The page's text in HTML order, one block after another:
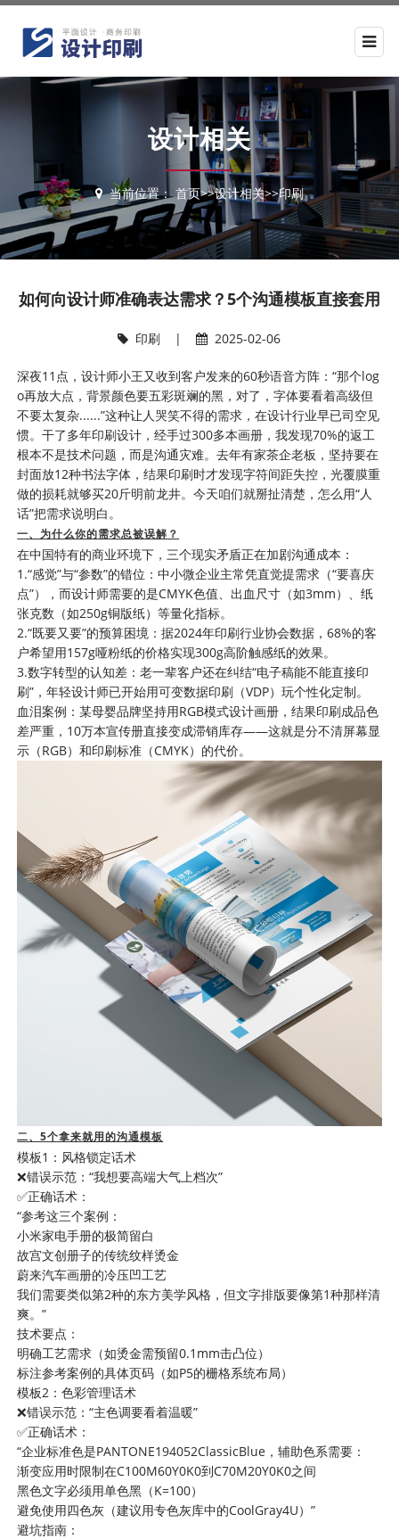
设计相关
当前位置：首页>>设计相关>>印刷
如何向设计师准确表达需求？5个沟通模板直接套用
印刷 | 2025-02-06
深夜11点，设计师小王又收到客户发来的60秒语音方阵：“那个log
o再放大点，背景颜色要五彩斑斓的黑，对了，字体要看着高级但
不要太复杂......”这种让人哭笑不得的需求，在设计行业早已司空见
惯。干了多年印刷设计，经手过300多本画册，我发现70%的返工
根本不是技术问题，而是沟通灾难。去年有家茶企老板，坚持要在
封面放12种书法字体，结果印刷时才发现字符间距失控，光覆膜重
做的损耗就够买20斤明前龙井。今天咱们就掰扯清楚，怎么用“人
话”把需求说明白。
一、为什么你的需求总被误解？
在中国特有的商业环境下，三个现实矛盾正在加剧沟通成本：
1.“感觉”与“参数”的错位：中小微企业主常凭直觉提需求（“要喜庆
点”），而设计师需要的是CMYK色值、出血尺寸（如3mm）、纸
张克数（如250g铜版纸）等量化指标。
2.“既要又要”的预算困境：据2024年印刷行业协会数据，68%的客
户希望用157g哑粉纸的价格实现300g高阶触感纸的效果。
3.数字转型的认知差：老一辈客户还在纠结“电子稿能不能直接印
刷”，年轻设计师已开始用可变数据印刷（VDP）玩个性化定制。
血泪案例：某母婴品牌坚持用RGB模式设计画册，结果印刷成品色
差严重，10万本宣传册直接变成滞销库存——这就是分不清屏幕显
示（RGB）和印刷标准（CMYK）的代价。
二、5个拿来就用的沟通模板
模板1：风格锁定话术
❌错误示范：“我想要高端大气上档次”
✅正确话术：
“参考这三个案例：
小米家电手册的极简留白
故宫文创册子的传统纹样烫金
蔚来汽车画册的冷压凹工艺
我们需要类似第2种的东方美学风格，但文字排版要像第1种那样清
爽。”
技术要点：
明确工艺需求（如烫金需预留0.1mm击凸位）
标注参考案例的具体页码（如P5的栅格系统布局）
模板2：色彩管理话术
❌错误示范：“主色调要看着温暖”
✅正确话术：
“企业标准色是PANTONE194052ClassicBlue，辅助色系需要：
渐变应用时限制在C100M60Y0K0到C70M20Y0K0之间
黑色文字必须用单色黑（K=100）
避免使用四色灰（建议用专色灰库中的CoolGray4U）”
避坑指南：